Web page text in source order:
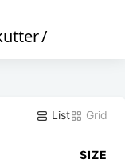
/
List Grid
SIZE